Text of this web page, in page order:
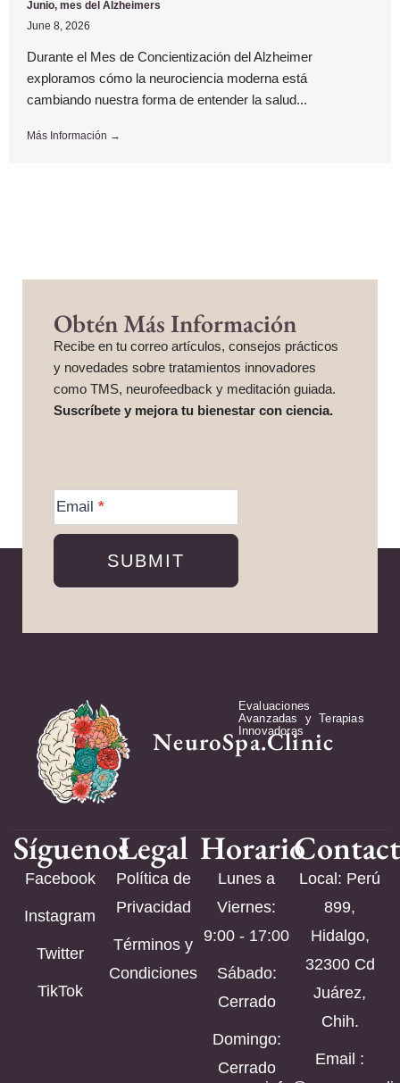
Junio, mes del Alzheimers
June 8, 2026
Durante el Mes de Concientización del Alzheimer
exploramos cómo la neurociencia moderna está
cambiando nuestra forma de entender la salud...
Más Información →
Obtén Más Información
Recibe en tu correo artículos, consejos prácticos
y novedades sobre tratamientos innovadores
como TMS, neurofeedback y meditación guiada.
Suscríbete y mejora tu bienestar con ciencia.
Information
Email *
SUBMIT
NeuroSpa.Clinic
Evaluaciones
Avanzadas y Terapias
Innovadoras
Síguenos
Facebook
Instagram
Twitter
TikTok
Legal
Política de
Privacidad
Términos y
Condiciones
Horario
Lunes a
Viernes:
9:00 - 17:00
Sábado:
Cerrado
Domingo:
Cerrado
Local: Perú
899,
Hidalgo,
32300 Cd
Juárez,
Chih.
Email :